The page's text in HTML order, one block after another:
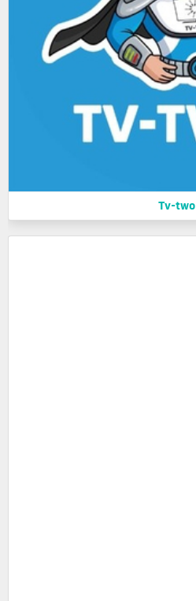
Tv-two